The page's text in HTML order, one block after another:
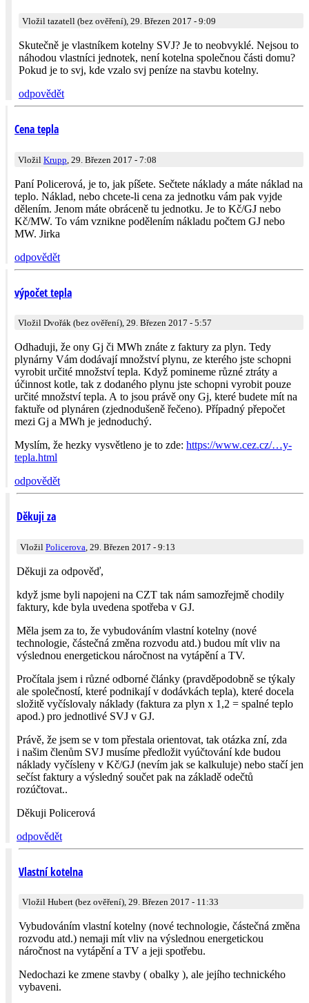
Vložil tazatell (bez ověření), 29. Březen 2017 - 9:09
Skutečně je vlastníkem kotelny SVJ? Je to neobvyklé. Nejsou to
náhodou vlastníci jednotek, není kotelna společnou části domu?
Pokud je to svj, kde vzalo svj peníze na stavbu kotelny.
odpovědět
Cena tepla
Vložil Krupp , 29. Březen 2017 - 7:08
Paní Policerová, je to, jak píšete. Sečtete náklady a máte náklad na
teplo. Náklad, nebo chcete-li cena za jednotku vám pak vyjde
dělením. Jenom máte obráceně tu jednotku. Je to Kč/GJ nebo
Kč/MW. To vám vznikne podělením nákladu počtem GJ nebo
MW. Jirka
odpovědět
výpočet tepla
Vložil Dvořák (bez ověření), 29. Březen 2017 - 5:57
Odhaduji, že ony Gj či MWh znáte z faktury za plyn. Tedy
plynárny Vám dodávají množství plynu, ze kterého jste schopni
vyrobit určité množství tepla. Když pomineme různé ztráty a
účinnost kotle, tak z dodaného plynu jste schopni vyrobit pouze
určité množství tepla. A to jsou právě ony Gj, které budete mít na
faktuře od plynáren (zjednodušeně řečeno). Případný přepočet
mezi Gj a MWh je jednoduchý.
Myslím, že hezky vysvětleno je to zde: https://www.cez.cz/…y-
tepla.html
odpovědět
Děkuji za
Vložil Policerova , 29. Březen 2017 - 9:13
Děkuji za odpověď,
když jsme byli napojeni na CZT tak nám samozřejmě chodily
faktury, kde byla uvedena spotřeba v GJ.
Měla jsem za to, že vybudováním vlastní kotelny (nové
technologie, částečná změna rozvodu atd.) budou mít vliv na
výslednou energetickou náročnost na vytápění a TV.
Pročítala jsem i různé odborné články (pravděpodobně se týkaly
ale společností, které podnikají v dodávkách tepla), které docela
složitě vyčíslovaly náklady (faktura za plyn x 1,2 = spalné teplo
apod.) pro jednotlivé SVJ v GJ.
Právě, že jsem se v tom přestala orientovat, tak otázka zní, zda
i našim členům SVJ musíme předložit vyúčtování kde budou
náklady vyčísleny v Kč/GJ (nevím jak se kalkuluje) nebo stačí jen
sečíst faktury a výsledný součet pak na základě odečtů
rozúčtovat..
Děkuji Policerová
odpovědět
Vlastní kotelna
Vložil Hubert (bez ověření), 29. Březen 2017 - 11:33
Vybudováním vlastní kotelny (nové technologie, částečná změna
rozvodu atd.) nemaji mít vliv na výslednou energetickou
náročnost na vytápění a TV a jeji spotřebu.
Nedochazi ke zmene stavby ( obalky ), ale jejího technického
vybaveni.